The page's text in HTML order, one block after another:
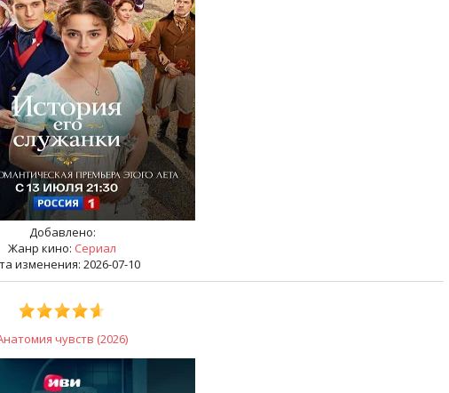
Добавлено:
Жанр кино: Сериал
изменения: 2026-07-10
чувств (2026)